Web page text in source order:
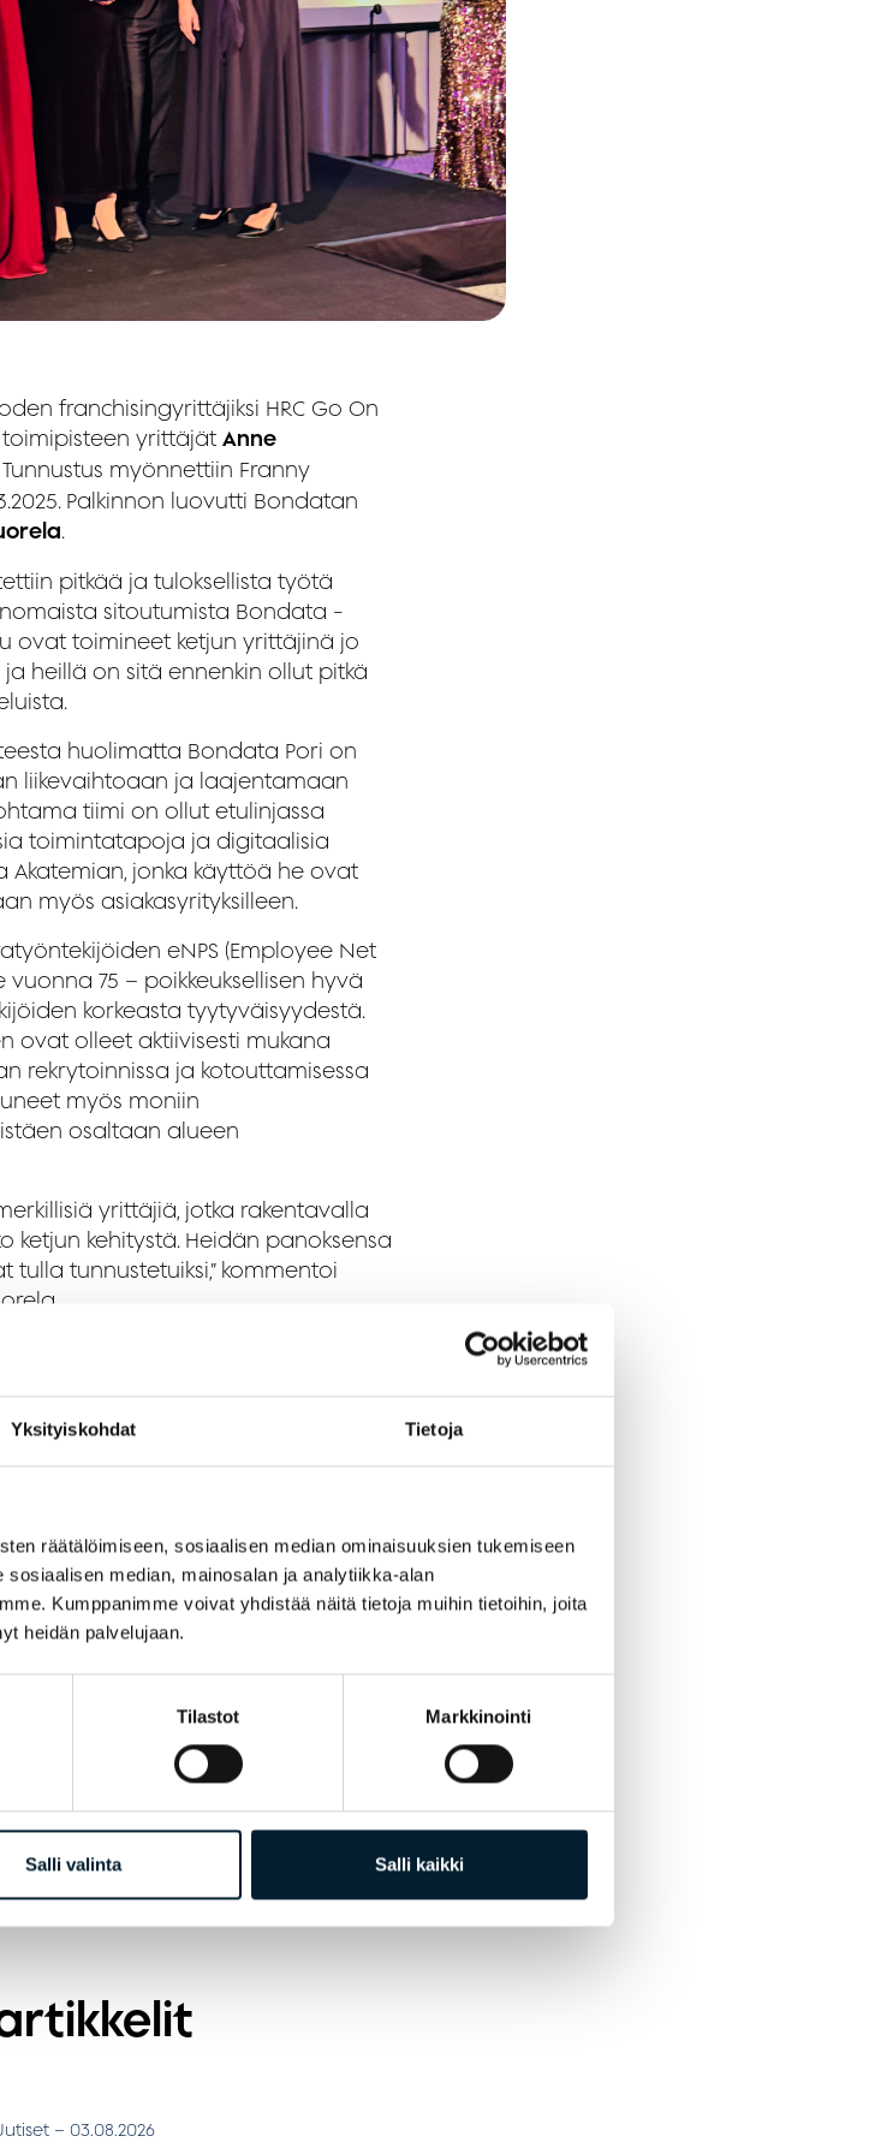
Yksityiskohdat Tietoja
räätälöimiseen, sosiaalisen median ominaisuuksien tukemiseen
median, mainosalan ja analytiikka-alan
Kumppanimme voivat yhdistää näitä tietoja muihin tietoihin, joita
heidän palvelujaan.
Tilastot Markkinointi
Salli valinta Salli kaikki
franchisingyrittäjiksi HRC Go On
toimipisteen yrittäjät Anne
Tunnustus myönnettiin Franny
Palkinnon luovutti Bondatan
.
pitkää ja tuloksellista työtä
sitoutumista Bondata -
ovat toimineet ketjun yrittäjinä jo
heillä on sitä ennenkin ollut pitkä
huolimatta Bondata Pori on
liikevaihtoaan ja laajentamaan
tiimi on ollut etulinjassa
toimintatapoja ja digitaalisia
Akatemian, jonka käyttöä he ovat
myös asiakasyrityksilleen.
eNPS (Employee Net
vuonna 75 – poikkeuksellisen hyvä
korkeasta tyytyväisyydestä.
ovat olleet aktiivisesti mukana
rekrytoinnissa ja kotouttamisessa
myös moniin
osaltaan alueen
yrittäjiä, jotka rakentavalla
ketjun kehitystä. Heidän panoksensa
tulla tunnustetuiksi,” kommentoi
– kiitos
Nyt suuntaamme katseet
ja toivomme, että edessä on
– 03.08.2026